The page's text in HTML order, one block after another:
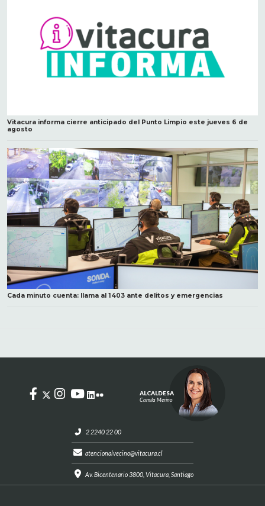
Vitacura informa cierre anticipado del Punto Limpio este jueves 6 de
agosto
Cada minuto cuenta: llama al 1403 ante delitos y emergencias
2 2240 22 00
atencionalvecino@vitacura.cl
Av. Bicentenario 3800, Vitacura, Santiago
ALCALDESA
Camila Merino